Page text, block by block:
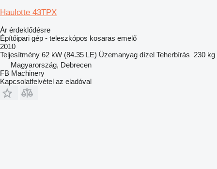
Haulotte 43TPX
Ár érdeklődésre
Építőipari gép - teleszkópos kosaras emelő
2010
Teljesítmény 62 kW (84.35 LE) Üzemanyag dízel Teherbírás 230 kg
Magyarország, Debrecen
FB Machinery
Kapcsolatfelvétel az eladóval